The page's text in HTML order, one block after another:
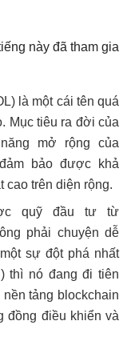
này đã tham gia
là một cái tên quá
Mục tiêu ra đời của
mở rộng của
bảo được khả
cao trên diện rộng.
quỹ đầu tư từ
phải chuyện dễ
sự đột phá nhất
thì nó đang đi tiên
tảng blockchain
đồng điều khiển và